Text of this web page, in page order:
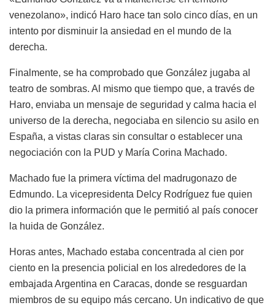
venezolano», indicó Haro hace tan solo cinco días, en un
intento por disminuir la ansiedad en el mundo de la
derecha.
Finalmente, se ha comprobado que González jugaba al
teatro de sombras. Al mismo que tiempo que, a través de
Haro, enviaba un mensaje de seguridad y calma hacia el
universo de la derecha, negociaba en silencio su asilo en
España, a vistas claras sin consultar o establecer una
negociación con la PUD y María Corina Machado.
Machado fue la primera víctima del madrugonazo de
Edmundo. La vicepresidenta Delcy Rodríguez fue quien
dio la primera información que le permitió al país conocer
la huida de González.
Horas antes, Machado estaba concentrada al cien por
ciento en la presencia policial en los alrededores de la
embajada Argentina en Caracas, donde se resguardan
miembros de su equipo más cercano. Un indicativo de que